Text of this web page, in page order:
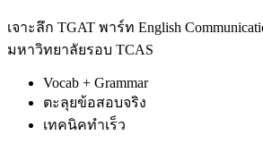
เจาะลึก TGAT พาร์ท English
มหาวิทยาลัยรอบ TCAS
Vocab + Grammar
ตะลุยข้อสอบจริง
เทคนิคทำเร็ว